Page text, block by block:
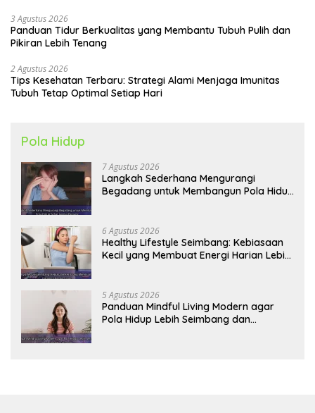
3 Agustus 2026
Panduan Tidur Berkualitas yang Membantu Tubuh Pulih dan
Pikiran Lebih Tenang
2 Agustus 2026
Tips Kesehatan Terbaru: Strategi Alami Menjaga Imunitas
Tubuh Tetap Optimal Setiap Hari
Pola Hidup
7 Agustus 2026
Langkah Sederhana Mengurangi
Begadang untuk Membangun Pola Hidup
6 Agustus 2026
Healthy Lifestyle Seimbang: Kebiasaan
Kecil yang Membuat Energi Harian Lebih
5 Agustus 2026
Panduan Mindful Living Modern agar
Pola Hidup Lebih Seimbang dan